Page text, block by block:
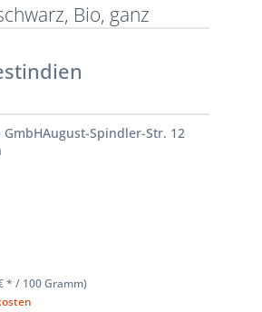
Bio, ganz
Spindler-Str. 12
* / 100 Gramm)